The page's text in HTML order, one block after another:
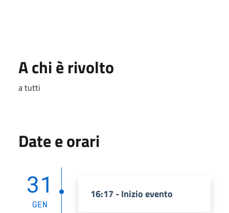
A chi è rivolto
a tutti
Date e orari
31
GEN
16:17 - Inizio evento